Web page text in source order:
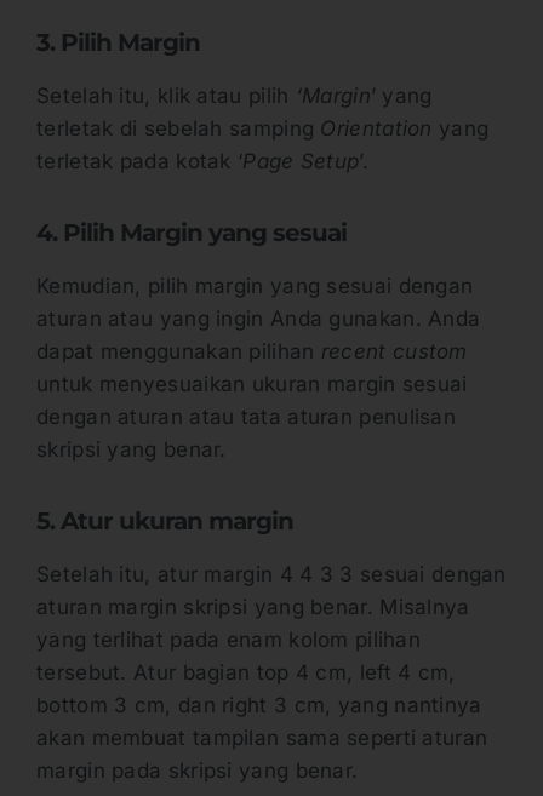
3. Pilih Margin
Setelah itu, klik atau pilih ‘Margin’ yang
terletak di sebelah samping Orientation yang
terletak pada kotak ‘Page Setup’.
4. Pilih Margin yang sesuai
Kemudian, pilih margin yang sesuai dengan
aturan atau yang ingin Anda gunakan. Anda
dapat menggunakan pilihan recent custom
untuk menyesuaikan ukuran margin sesuai
dengan aturan atau tata aturan penulisan
skripsi yang benar.
5. Atur ukuran margin
Setelah itu, atur margin 4 4 3 3 sesuai dengan
aturan margin skripsi yang benar. Misalnya
yang terlihat pada enam kolom pilihan
tersebut. Atur bagian top 4 cm, left 4 cm,
bottom 3 cm, dan right 3 cm, yang nantinya
akan membuat tampilan sama seperti aturan
margin pada skripsi yang benar.